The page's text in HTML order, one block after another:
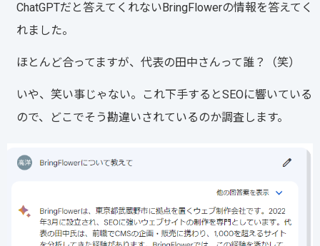
ChatGPTだと答えてくれないBringFlowerの情報を答えてく
れました。
ほとんど合ってますが、代表の田中さんって誰？（笑）
いや、笑い事じゃない。これ下手するとSEOに響いている
ので、どこでそう勘違いされているのか調査します。